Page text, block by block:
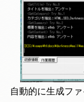
自動的に生成フ